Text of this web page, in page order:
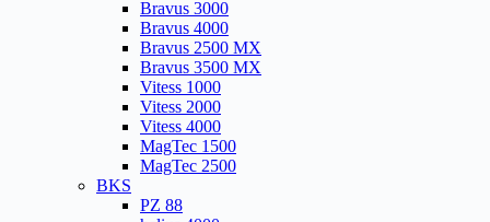
Bravus 3000
Bravus 4000
Bravus 2500 MX
Bravus 3500 MX
Vitess 1000
Vitess 2000
Vitess 4000
MagTec 1500
MagTec 2500
BKS
PZ 88